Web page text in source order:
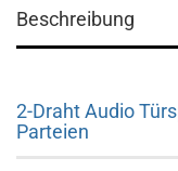
Beschreibung
2-Draht Audio
Parteien